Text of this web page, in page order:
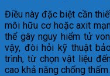
Điều này đặc biệt cần
môi hữu cơ hoặc axit
thể gây nguy hiểm tử
vậy, đòi hỏi kỹ thuật
trình, từ chọn vật liệu
cao khả năng chống thấm.